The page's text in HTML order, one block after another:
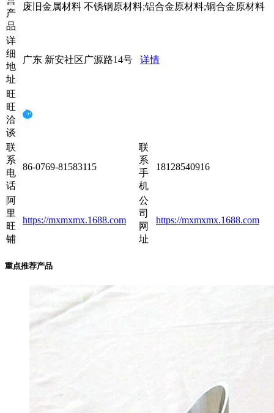
产
品
废旧金属材料 不锈钢原材料;铝合金原材料;铜合金原材料
详
细
地
址
广东 新安社区广源路14号 详情
旺
旺
洽
谈
联
系
电
话
86-0769-81583115
联
系
手
机
18128540916
阿
里
旺
铺
https://mxmxmx.1688.com
公
司
网
址
https://mxmxmx.1688.com
重点推荐产品